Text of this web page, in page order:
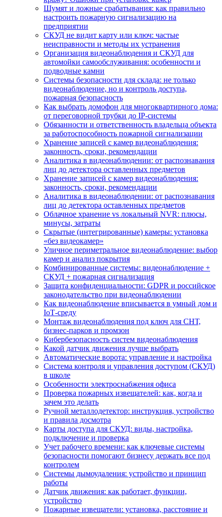
Шумят и ложные срабатывания: как правильно
настроить пожарную сигнализацию на
предприятии
СКУД не видит карту или ключ: частые
неисправности и методы их устранения
Организация видеонаблюдения и СКУД для
автомойки самообслуживания: особенности и
подводные камни
Системы безопасности для склада: не только
видеонаблюдение, но и контроль доступа,
пожарная безопасность
Как выбрать домофон для многоквартирного дома:
от переговорной трубки до IP-системы
Обязанности и ответственность владельца объекта
за работоспособность пожарной сигнализации
Хранение записей с камер видеонаблюдения:
законность, сроки, рекомендации
Аналитика в видеонаблюдении: от распознавания
лиц до детектора оставленных предметов
Хранение записей с камер видеонаблюдения:
законность, сроки, рекомендации
Аналитика в видеонаблюдении: от распознавания
лиц до детектора оставленных предметов
Облачное хранение vs локальный NVR: плюсы,
минусы, затраты
Скрытые (интегрированные) камеры: установка
«без видеокамер»
Уличное периметральное видеонаблюдение: выбор
камер и анализ покрытия
Комбинированные системы: видеонаблюдение +
СКУД + пожарная сигнализация
Защита конфиденциальности: GDPR и российское
законодательство при видеонаблюдении
Как видеонаблюдение вписывается в умный дом и
IoT‑среду
Монтаж видеонаблюдения под ключ для СНТ,
бизнес‑парков и промзон
Кибербезопасность систем видеонаблюдения
Какой датчик движения лучше выбрать
Автоматические ворота: управление и настройка
Система контроля и управления доступом (СКУД)
в школе
Особенности электроснабжения офиса
Проверка пожарных извещателей: как, когда и
зачем это делать
Ручной металлодетектор: инструкция, устройство
и правила досмотра
Карты доступа для СКУД: виды, настройка,
подключение и проверка
Учет рабочего времени: как ключевые системы
безопасности помогают бизнесу держать все под
контролем
Системы дымоудаления: устройство и принцип
работы
Датчик движения: как работает, функции,
устройство
Пожарные извещатели: установка, расстояние и